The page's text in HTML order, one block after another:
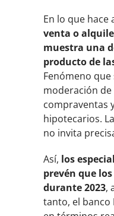
En lo que hace
venta o
muestra una
producto de
Fenómeno
moderación de
compraventas
hipotecarios.
no invita
Así, los
prevén que
durante 2023,
tanto, el banco